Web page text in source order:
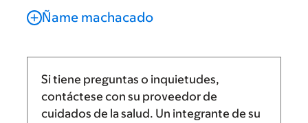
Ñame machacado
Si tiene preguntas o inquietudes,
contáctese con su proveedor de
cuidados de la salud. Un integrante de su